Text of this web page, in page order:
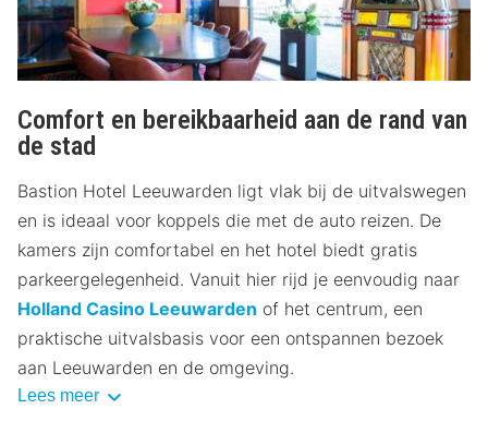
Comfort en bereikbaarheid aan de rand van
de stad
Bastion Hotel Leeuwarden ligt vlak bij de uitvalswegen
en is ideaal voor koppels die met de auto reizen. De
kamers zijn comfortabel en het hotel biedt gratis
parkeergelegenheid. Vanuit hier rijd je eenvoudig naar
Holland Casino Leeuwarden of het centrum, een
praktische uitvalsbasis voor een ontspannen bezoek
aan Leeuwarden en de omgeving.
Lees meer